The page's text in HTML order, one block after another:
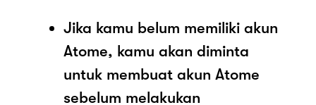
Jika kamu belum memiliki akun
Atome, kamu akan diminta
untuk membuat akun Atome
sebelum melakukan